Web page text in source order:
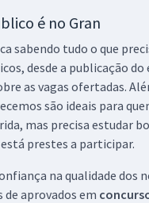
é no Gran
sabendo tudo o que
desde a publicação
as vagas ofertadas.
são ideais para
mas precisa estudar
prestes a participar.
na qualidade dos
aprovados em